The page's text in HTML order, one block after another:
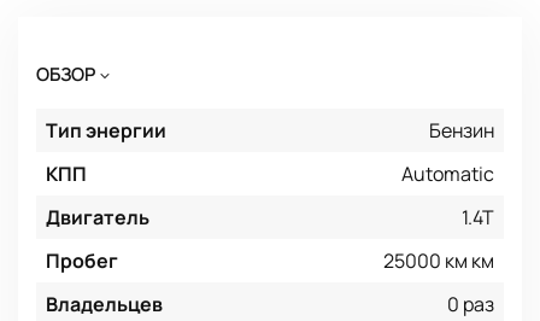
ОБЗОР
Тип энергии
Бензин
КПП
Automatic
Двигатель
1.4T
Пробег
25000 км км
Владельцев
0 раз